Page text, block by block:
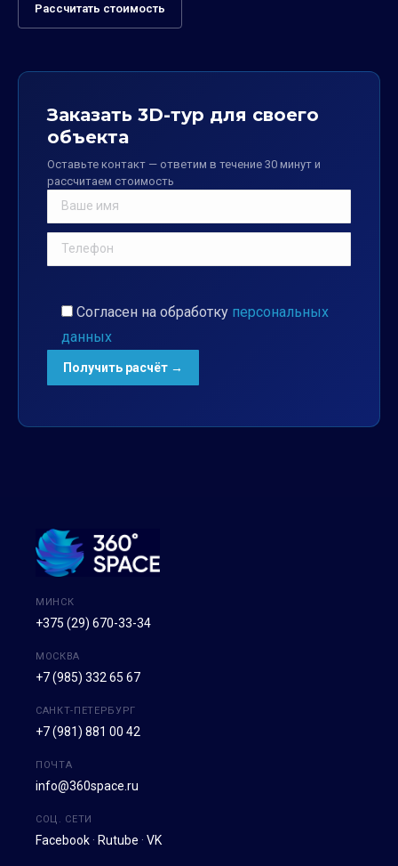
Рассчитать стоимость
Заказать 3D-тур для своего
объекта
Оставьте контакт — ответим в течение 30 минут и
рассчитаем стоимость
Согласен на обработку персональных
данных
МИНСК
+375 (29) 670-33-34
МОСКВА
+7 (985) 332 65 67
САНКТ-ПЕТЕРБУРГ
+7 (981) 881 00 42
ПОЧТА
info@360space.ru
СОЦ. СЕТИ
Facebook · Rutube · VK